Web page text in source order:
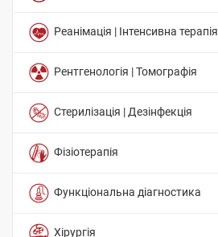
Реанімація | Інтенсивна терапія
Рентгенологія | Томографія
Стерилізація | Дезінфекція
Фізіотерапія
Функціональна діагностика
Хірургія